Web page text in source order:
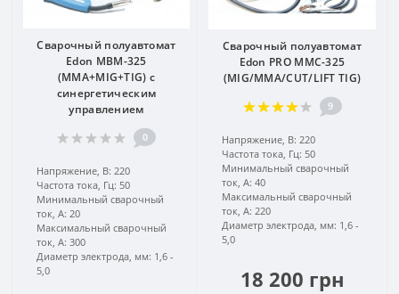
Сварочный полуавтомат
Edon MBM-325
(MMA+MIG+TIG) с
синергетическим
управлением
0
Напряжение, В: 220
Частота тока, Гц: 50
Минимальный сварочный
ток, А: 20
Максимальный сварочный
ток, А: 300
Диаметр электрода, мм: 1,6 -
5,0
Сварочный полуавтомат
Edon PRO MMC-325
(MIG/MMA/CUT/LIFT TIG)
9
Напряжение, В: 220
Частота тока, Гц: 50
Минимальный сварочный
ток, А: 40
Максимальный сварочный
ток, А: 220
Диаметр электрода, мм: 1,6 -
5,0
18 200 грн